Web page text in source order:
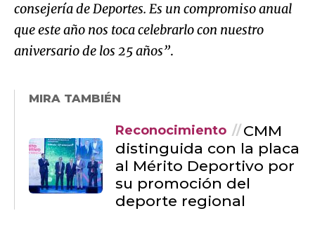
consejería de Deportes. Es un compromiso anual
que este año nos toca celebrarlo con nuestro
aniversario de los 25 años”.
MIRA TAMBIÉN
Reconocimiento
CMM
distinguida con la placa
al Mérito Deportivo por
su promoción del
deporte regional